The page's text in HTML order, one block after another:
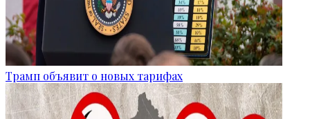
Трамп объявит о новых тарифах